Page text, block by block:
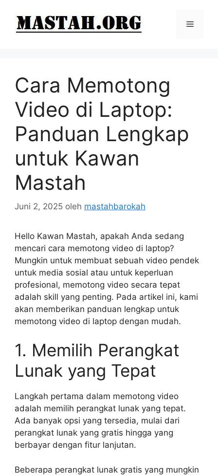
Menu
Cara Memotong
Video di Laptop:
Panduan Lengkap
untuk Kawan
Mastah
Juni 2, 2025 oleh mastahbarokah
Hello Kawan Mastah, apakah Anda sedang
mencari cara memotong video di laptop?
Mungkin untuk membuat sebuah video pendek
untuk media sosial atau untuk keperluan
profesional, memotong video secara tepat
adalah skill yang penting. Pada artikel ini, kami
akan memberikan panduan lengkap untuk
memotong video di laptop dengan mudah.
1. Memilih Perangkat
Lunak yang Tepat
Langkah pertama dalam memotong video
adalah memilih perangkat lunak yang tepat.
Ada banyak opsi yang tersedia, mulai dari
perangkat lunak yang gratis hingga yang
berbayar dengan fitur lanjutan.
Beberapa perangkat lunak gratis yang mungkin